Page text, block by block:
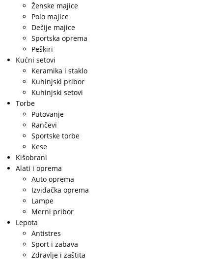
Ženske majice
Polo majice
Dečije majice
Sportska oprema
Peškiri
Kućni setovi
Keramika i staklo
Kuhinjski pribor
Kuhinjski setovi
Torbe
Putovanje
Rančevi
Sportske torbe
Kese
Kišobrani
Alati i oprema
Auto oprema
Izviđačka oprema
Lampe
Merni pribor
Lepota
Antistres
Sport i zabava
Zdravlje i zaštita